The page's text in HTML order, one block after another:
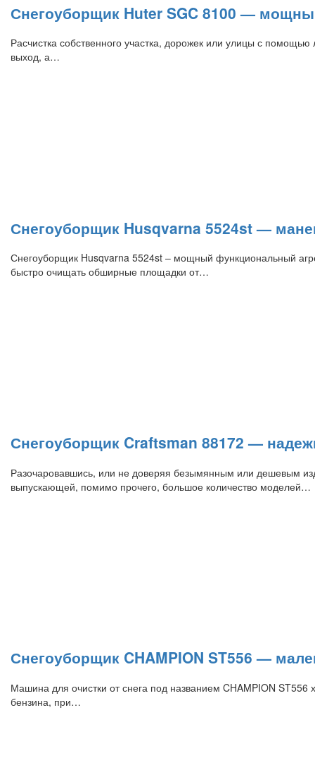
Снегоуборщик Huter SGC 8100 —
Расчистка собственного участка, дорожек или улицы с
выход, а…
Снегоуборщик Husqvarna 5524st —
Снегоуборщик Husqvarna 5524st – мощный функциональный
быстро очищать обширные площадки от…
Снегоуборщик Craftsman 88172 —
Разочаровавшись, или не доверяя безымянным или дешевым
выпускающей, помимо прочего, большое количество моделей…
Снегоуборщик CHAMPION ST556 —
Машина для очистки от снега под названием CHAMPION
бензина, при…